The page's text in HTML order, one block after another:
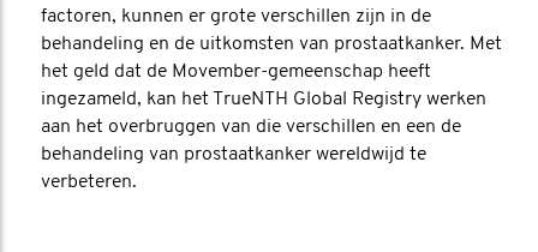
factoren, kunnen er grote verschillen zijn in de
behandeling en de uitkomsten van prostaatkanker. Met
het geld dat de Movember-gemeenschap heeft
ingezameld, kan het TrueNTH Global Registry werken
aan het overbruggen van die verschillen en een de
behandeling van prostaatkanker wereldwijd te
verbeteren.